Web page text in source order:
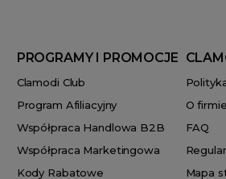
PROGRAMY I PROMOCJE
Clamodi Club
Program Afiliacyjny
Współpraca Handlowa B2B
Współpraca Marketingowa
Kody Rabatowe
O firmie
FAQ
Mapa